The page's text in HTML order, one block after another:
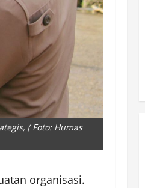
( Foto: Humas
organisasi.